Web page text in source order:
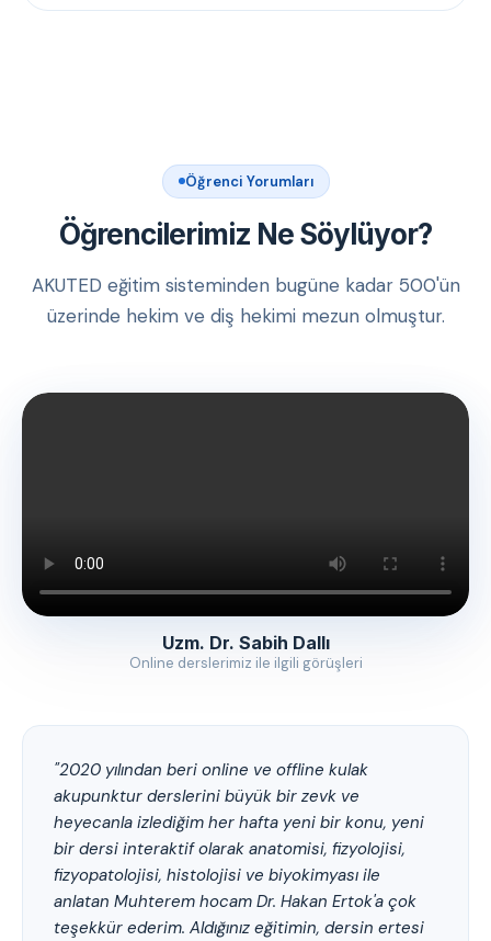
Öğrenci Yorumları
Öğrencilerimiz Ne Söylüyor?
AKUTED eğitim sisteminden bugüne kadar 500'ün
üzerinde hekim ve diş hekimi mezun olmuştur.
Uzm. Dr. Sabih Dallı
Online derslerimiz ile ilgili görüşleri
"2020 yılından beri online ve offline kulak
akupunktur derslerini büyük bir zevk ve
heyecanla izlediğim her hafta yeni bir konu, yeni
bir dersi interaktif olarak anatomisi, fizyolojisi,
fizyopatolojisi, histolojisi ve biyokimyası ile
anlatan Muhterem hocam Dr. Hakan Ertok'a çok
teşekkür ederim. Aldığınız eğitimin, dersin ertesi